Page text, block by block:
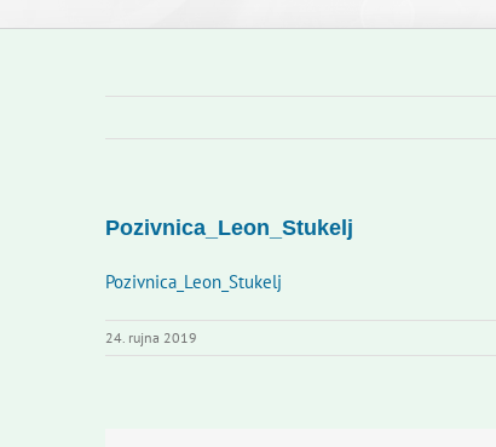
Pozivnica_Leon_Stukelj
Pozivnica_Leon_Stukelj
24. rujna 2019